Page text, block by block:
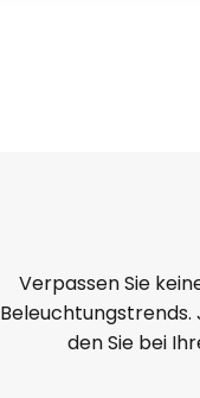
Verpassen Sie
den Sie bei